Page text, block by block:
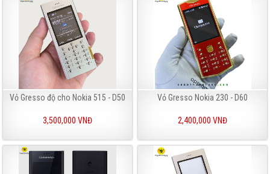
Vỏ Gresso độ cho Nokia 515 - D50
3,500,000 VNĐ
Vỏ Gresso Nokia 230 - D60
2,400,000 VNĐ